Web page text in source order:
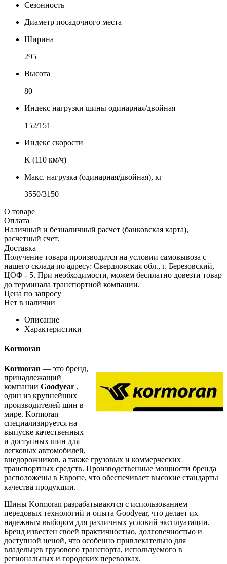
Сезонность
Диаметр посадочного места
Ширина
295
Высота
80
Индекс нагрузки шины одинарная/двойная
152/151
Индекс скорости
K (110 км/ч)
Макс. нагрузка (одинарная/двойная), кг
3550/3150
О товаре
Оплата
Наличный и безналичный расчет (банковская карта),
расчетный счет.
Доставка
Получение товара производится на условии самовывоза с
нашего склада по адресу: Свердловская обл., г. Березовский,
ЦОФ - 5. При необходимости, можем бесплатно довезти товар
до терминала транспортной компании.
Цена по запросу
Нет в наличии
Описание
Характеристики
Kormoran
Kormoran — это бренд,
принадлежащий
компании Goodyear ,
один из крупнейших
производителей шин в
мире. Kormoran
специализируется на
выпуске качественных
и доступных шин для
легковых автомобилей,
внедорожников, а также грузовых и коммерческих
транспортных средств. Производственные мощности бренда
расположены в Европе, что обеспечивает высокие стандарты
качества продукции.
Шины Kormoran разрабатываются с использованием
передовых технологий и опыта Goodyear, что делает их
надежным выбором для различных условий эксплуатации.
Бренд известен своей практичностью, долговечностью и
доступной ценой, что особенно привлекательно для
владельцев грузового транспорта, используемого в
региональных и городских перевозках.